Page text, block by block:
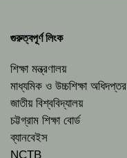
গুরুত্বপূর্ণ লিংক
শিক্ষা মন্ত্রণালয়
মাধ্যমিক ও উচ্চশিক্ষা অধিদপ্তর
জাতীয় বিশ্ববিদ্যালয়
চট্টগ্রাম শিক্ষা বোর্ড
ব্যানবেইস
NCTB